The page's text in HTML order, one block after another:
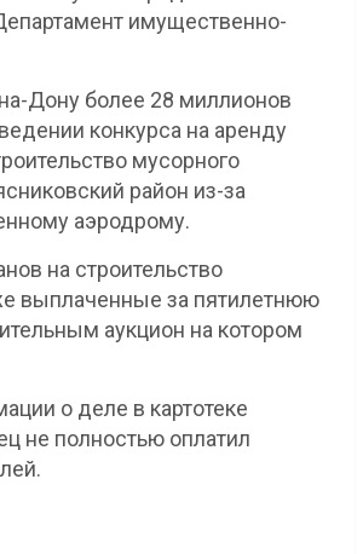
имущественно-
Дону более 28 миллионов
конкурса на аренду
мусорного
район из-за
аэродрому.
на строительство
выплаченные за пятилетнюю
аукцион на котором
о деле в картотеке
не полностью оплатил